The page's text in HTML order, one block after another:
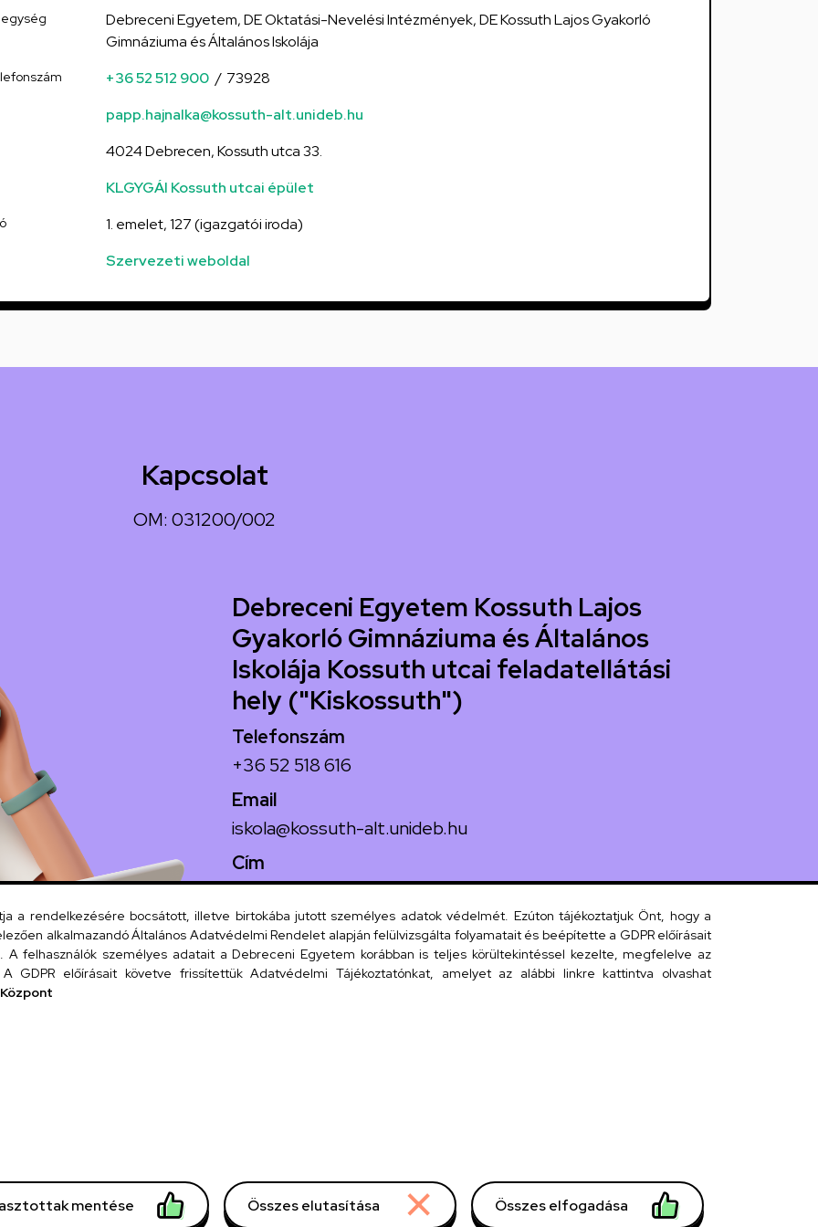
Debreceni Egyetem, DE Oktatási-Nevelési Intézmények, DE Kossuth Lajos Gyakorló
Gimnáziuma és Általános Iskolája
+36 52 512 900
73928
papp.hajnalka@kossuth-alt.unideb.hu
4024 Debrecen, Kossuth utca 33.
KLGYGÁI Kossuth utcai épület
1. emelet, 127 (igazgatói iroda)
Szervezeti weboldal
Kapcsolat
OM: 031200/002
Debreceni Egyetem Kossuth Lajos
Gyakorló Gimnáziuma és Általános
Iskolája Kossuth utcai feladatellátási
hely ("Kiskossuth")
Telefonszám
+36 52 518 616
Email
iskola@kossuth-alt.unideb.hu
Cím
4024 Debrecen, Kossuth utca 33.
Szervezeti telefonkönyv
a rendelkezésére bocsátott, illetve birtokába jutott személyes adatok védelmét. Ezúton tájékoztatjuk Önt, hogy a
alkalmazandó Általános Adatvédelmi Rendelet alapján felülvizsgálta folyamatait és beépítette a GDPR előírásait
felhasználók személyes adatait a Debreceni Egyetem korábban is teljes körültekintéssel kezelte, megfelelve az
GDPR előírásait követve frissítettük Adatvédelmi Tájékoztatónkat, amelyet az alábbi linkre kattintva olvashat
Központ
mentése Összes elutasítása Withdraw consent
Összes elfogadása